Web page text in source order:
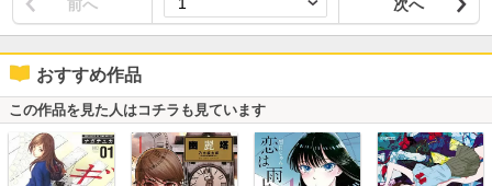
前へ 次へ
おすすめ作品
この作品を見た人はコチラも見ています